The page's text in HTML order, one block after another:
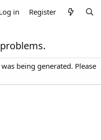
in Register
being generated. Please